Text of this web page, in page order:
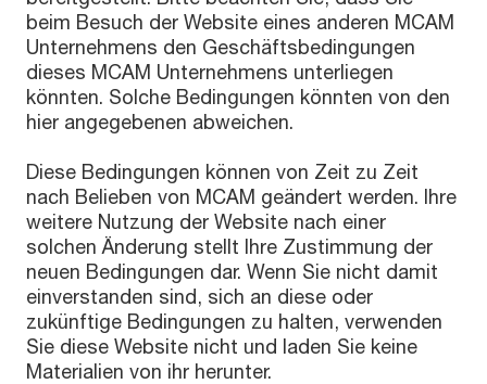
beim Besuch der Website eines anderen MCAM
Unternehmens den Geschäftsbedingungen
dieses MCAM Unternehmens unterliegen
könnten. Solche Bedingungen könnten von den
hier angegebenen abweichen.
Diese Bedingungen können von Zeit zu Zeit
nach Belieben von MCAM geändert werden. Ihre
weitere Nutzung der Website nach einer
solchen Änderung stellt Ihre Zustimmung der
neuen Bedingungen dar. Wenn Sie nicht damit
einverstanden sind, sich an diese oder
zukünftige Bedingungen zu halten, verwenden
Sie diese Website nicht und laden Sie keine
Materialien von ihr herunter.